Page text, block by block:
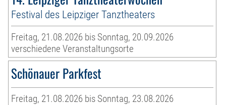
Festival des Leipziger Tanztheaters
Freitag, 21.08.2026 bis Sonntag, 20.09.2026
verschiedene Veranstaltungsorte
Schönauer Parkfest
Freitag, 21.08.2026 bis Sonntag, 23.08.2026